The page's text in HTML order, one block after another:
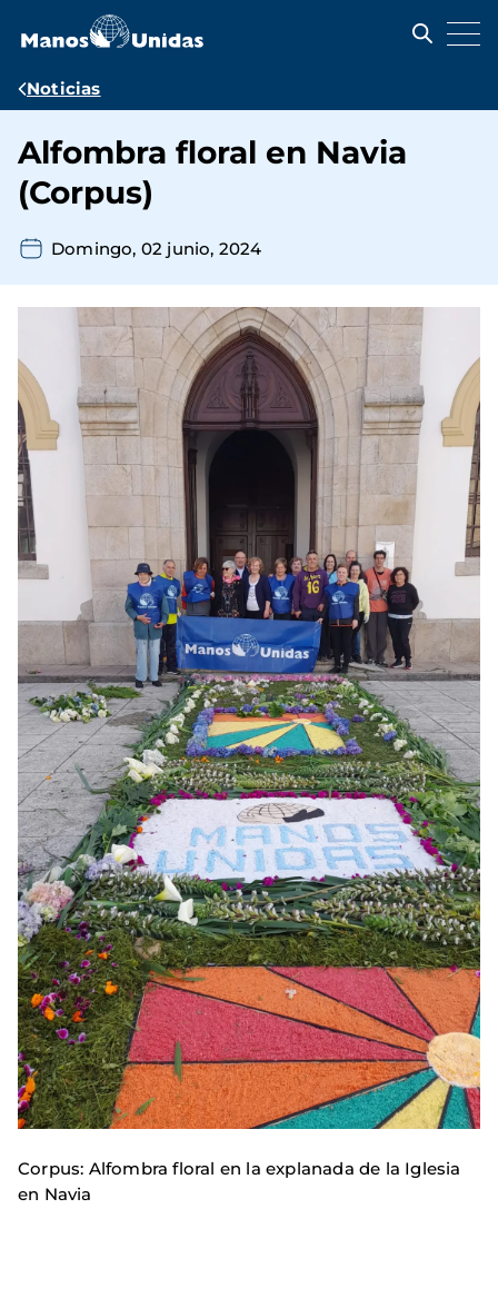
contenido
Ruta
navegación
Noticias
Alfombra floral en Navia
(Corpus)
Domingo, 02 junio, 2024
Corpus: Alfombra floral en la explanada de la Iglesia
en Navia